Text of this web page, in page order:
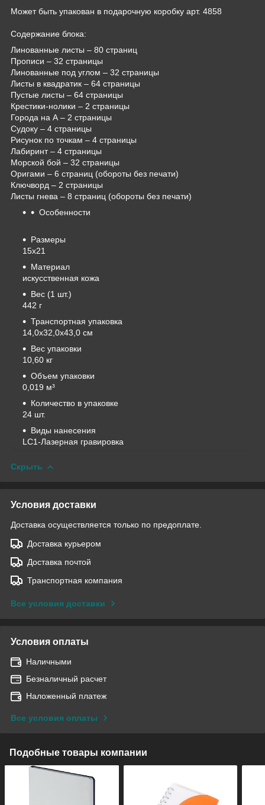
Может быть упакован в подарочную коробку арт. 4858
Содержание блока:
Линованные листы – 80 страниц
Прописи – 32 страницы
Линованные под углом – 32 страницы
Листы в квадратик – 64 страницы
Пустые листы – 64 страницы
Крестики-нолики – 2 страницы
Города на А – 2 страницы
Судоку – 4 страницы
Рисунок по точкам – 4 страницы
Лабиринт – 4 страницы
Морской бой – 32 страницы
Оригами – 6 страниц (обороты без печати)
Ключворд – 2 страницы
Листы гнева – 8 страниц (обороты без печати)
Особенности
Размеры
15х21
Материал
искусственная кожа
Вес (1 шт.)
442 г
Транспортная упаковка
14,0x32,0x43,0 см
Вес упаковки
10,60 кг
Объем упаковки
0,019 м³
Количество в упаковке
24 шт.
Виды нанесения
LC1-Лазерная гравировка
Скрыть
Условия доставки
Доставка осуществляется только по предоплате.
Доставка курьером
Доставка почтой
Транспортная компания
Все условия доставки
Условия оплаты
Наличными
Безналичный расчет
Наложенный платеж
Все условия оплаты
Подобные товары компании